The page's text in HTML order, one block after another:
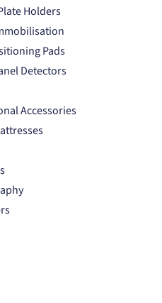
Holders
Pads
Detectors
Accessories